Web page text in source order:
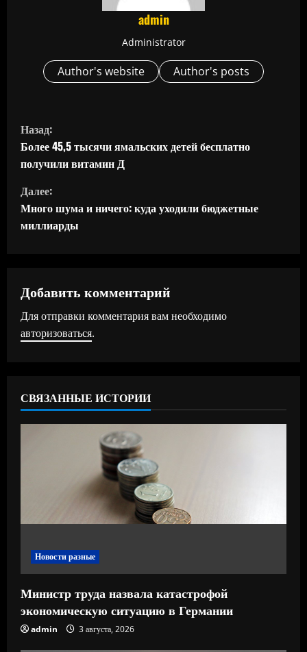
admin
Administrator
Author's website Author's posts
П
р
о
д
о
ж
и
ч
и
Назад:
Более 45,5 тысячи ямальских детей бесплатно
получили витамин Д
Далее:
Много шума и ничего: куда уходили бюджетные
миллиарды
Добавить комментарий
Для отправки комментария вам необходимо
авторизоваться.
СВЯЗАННЫЕ ИСТОРИИ
Новости разные
Министр труда назвала катастрофой
экономическую ситуацию в Германии
admin 3 августа, 2026